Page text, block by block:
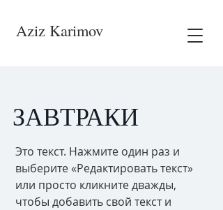
Aziz Karimov
ЗАВТРАКИ
Это текст. Нажмите один раз и
выберите «Редактировать текст»
или просто кликните дважды,
чтобы добавить свой текст и